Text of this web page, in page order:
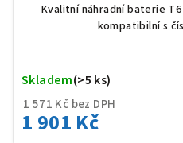
Kvalitní náhradní baterie
kompatibilní s
1 571 Kč bez DPH
1 901 Kč
Skladem(>5 ks)